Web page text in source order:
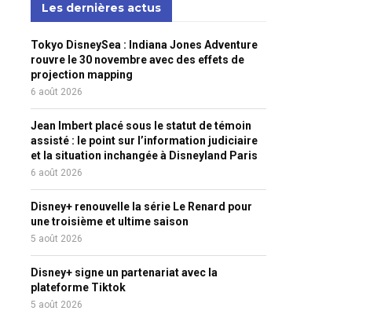
Les dernières actus
Tokyo DisneySea : Indiana Jones Adventure
rouvre le 30 novembre avec des effets de
projection mapping
6 août 2026
Jean Imbert placé sous le statut de témoin
assisté : le point sur l’information judiciaire
et la situation inchangée à Disneyland Paris
6 août 2026
Disney+ renouvelle la série Le Renard pour
une troisième et ultime saison
5 août 2026
Disney+ signe un partenariat avec la
plateforme Tiktok
5 août 2026